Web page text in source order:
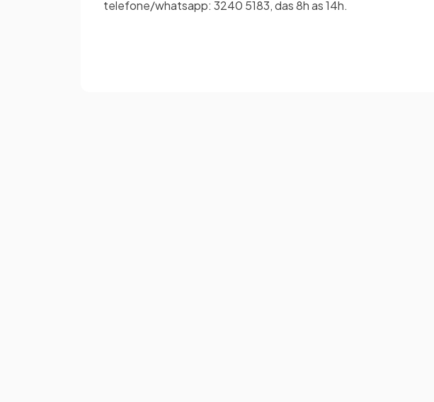
telefone/whatsapp: 3240 5183, das 8h as 14h.